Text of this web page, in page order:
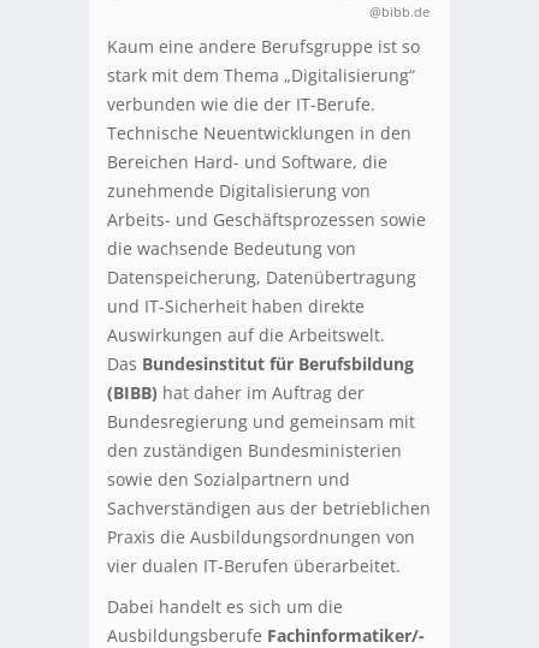
@bibb.de
Kaum eine andere Berufsgruppe ist so
stark mit dem Thema „Digitalisierung“
verbunden wie die der IT-Berufe.
Technische Neuentwicklungen in den
Bereichen Hard- und Software, die
zunehmende Digitalisierung von
Arbeits- und Geschäftsprozessen sowie
die wachsende Bedeutung von
Datenspeicherung, Datenübertragung
und IT-Sicherheit haben direkte
Auswirkungen auf die Arbeitswelt.
Das Bundesinstitut für Berufsbildung
(BIBB) hat daher im Auftrag der
Bundesregierung und gemeinsam mit
den zuständigen Bundesministerien
sowie den Sozialpartnern und
Sachverständigen aus der betrieblichen
Praxis die Ausbildungsordnungen von
vier dualen IT-Berufen überarbeitet.
Dabei handelt es sich um die
Ausbildungsberufe Fachinformatiker/-